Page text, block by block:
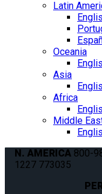
Latin
Oceania
Asia
Africa
Middle
N. AMERICA 800-
1227 773035